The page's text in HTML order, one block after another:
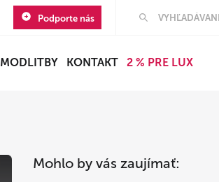
Podporte nás
MODLITBY KONTAKT 2 % PRE LUX
Mohlo by vás zaujímať: